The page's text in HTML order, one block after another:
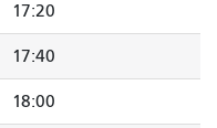
17:20
17:40
18:00